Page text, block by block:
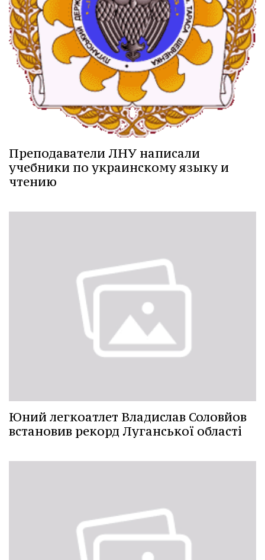
Преподаватели ЛНУ написали
учебники по украинскому языку и
чтению
Юний легкоатлет Владислав Соловйов
встановив рекорд Луганської області